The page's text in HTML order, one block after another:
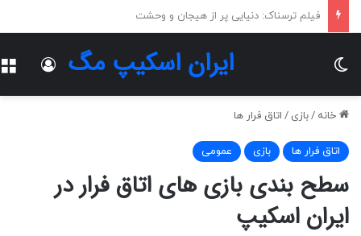
راهنمای جامع رزرو اتاق فرار در آمل
ایران اسکیپ مگ
خانه /بازی / اتاق فرار ها
اتاق فرار ها بازی عمومی
سطح بندی بازی های اتاق فرار در
ایران اسکیپ